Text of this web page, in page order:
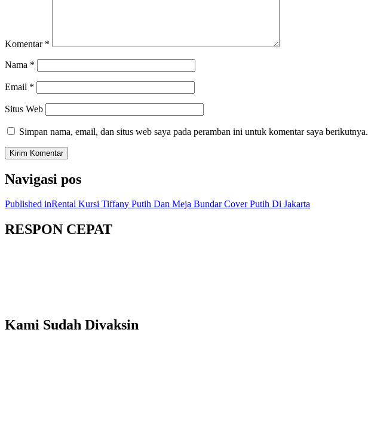
Komentar *
Nama *
Email *
Situs Web
Simpan nama, email, dan situs web saya pada peramban ini untuk komentar saya berikutnya.
Navigasi pos
Published inRental Kursi Tiffany Putih Dan Meja Bundar Cover Putih Di Jakarta
RESPON CEPAT
Kami Sudah Divaksin